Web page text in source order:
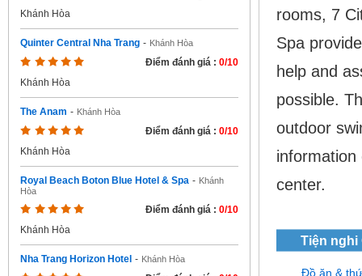
Khánh Hòa
Quinter Central Nha Trang - Khánh Hòa
Điểm đánh giá : 0/10
Khánh Hòa
The Anam - Khánh Hòa
Điểm đánh giá : 0/10
Khánh Hòa
Royal Beach Boton Blue Hotel & Spa - Khánh
Hòa
Điểm đánh giá : 0/10
Khánh Hòa
Nha Trang Horizon Hotel - Khánh Hòa
rooms, 7
Spa
help and
possible.
outdoor
information
center.
Tiện nghi
Đồ ăn &